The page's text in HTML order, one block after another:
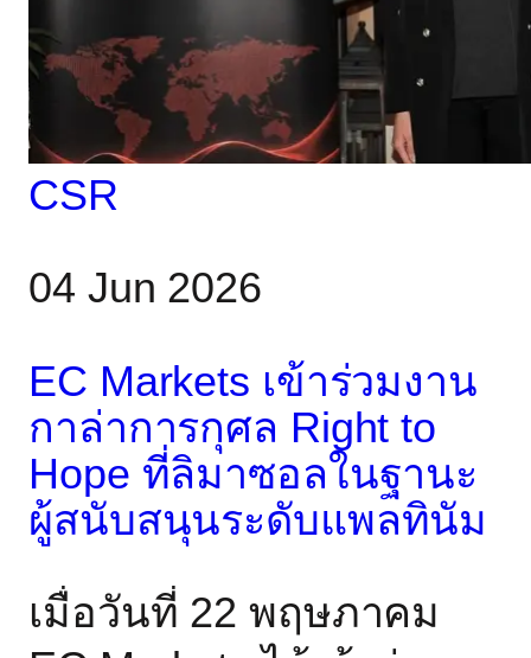
และพบกับเจ้าขององค์กร
การกุศลรวมถึงสัตว์ที่อยู่
ในการดูแล ขณะอยู่ที่นั่น
CEO Matthew Smith ได้
ยาวนานของ EC Markets
ในการสนับสนุนชุมชนที่
บริษัทดำเนินงานอยู่: “เรา
รักเกาะแห่งนี้มาก เรารัก
Pet Haven นี่เป็นปีที่สามที่
เราบริจาคให้กับ Pet
Haven มันเป็นส่วนหนึ่ง
CSR
04 Jun 2026
EC Markets เข้าร่วมงาน
กาล่าการกุศล Right to
Hope ที่ลิมาซอลในฐานะ
ผู้สนับสนุนระดับแพลทินัม
เมื่อวันที่ 22 พฤษภาคม